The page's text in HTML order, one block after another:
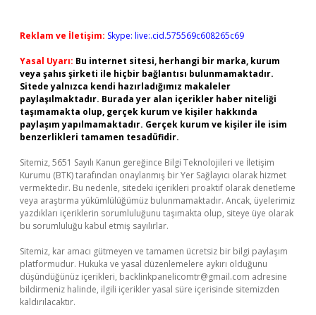
Reklam ve İletişim: Skype: live:.cid.575569c608265c69
Yasal Uyarı: Bu internet sitesi, herhangi bir marka, kurum
veya şahıs şirketi ile hiçbir bağlantısı bulunmamaktadır.
Sitede yalnızca kendi hazırladığımız makaleler
paylaşılmaktadır. Burada yer alan içerikler haber niteliği
taşımamakta olup, gerçek kurum ve kişiler hakkında
paylaşım yapılmamaktadır. Gerçek kurum ve kişiler ile isim
benzerlikleri tamamen tesadüfidir.
Sitemiz, 5651 Sayılı Kanun gereğince Bilgi Teknolojileri ve İletişim
Kurumu (BTK) tarafından onaylanmış bir Yer Sağlayıcı olarak hizmet
vermektedir. Bu nedenle, sitedeki içerikleri proaktif olarak denetleme
veya araştırma yükümlülüğümüz bulunmamaktadır. Ancak, üyelerimiz
yazdıkları içeriklerin sorumluluğunu taşımakta olup, siteye üye olarak
bu sorumluluğu kabul etmiş sayılırlar.
Sitemiz, kar amacı gütmeyen ve tamamen ücretsiz bir bilgi paylaşım
platformudur. Hukuka ve yasal düzenlemelere aykırı olduğunu
düşündüğünüz içerikleri, backlinkpanelicomtr@gmail.com adresine
bildirmeniz halinde, ilgili içerikler yasal süre içerisinde sitemizden
kaldırılacaktır.